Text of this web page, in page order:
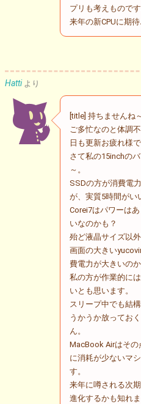
プリも考えものです
来年の新CPUに期待
Hatti より
[title] 持ちませんね～
ご多忙なのと体調
日も更新お疲れ様で
さて私の15inchの
～。
SSDの方が消費電
が、実質5時間がい
Corei7はパワーは
いなのかも？
殆ど液晶サイズ以
画面の大きい
費電力が大きいのか
私の方が作業的に
いとも思います。
スリープ中でも結
うかうか放ってお
ん。
MacBook Airはその
に消耗が少ないマ
す。
来年に噂される次
進化するかも知れま